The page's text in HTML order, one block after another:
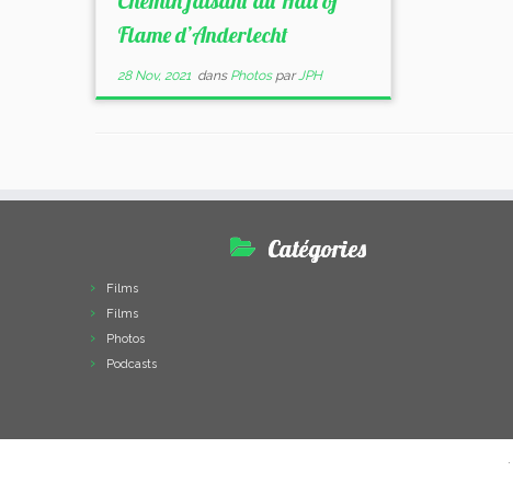
Flame d’Anderlecht
28 Nov, 2021dans Photos parJPH
Catégories
Films
Films
Photos
Podcasts
·